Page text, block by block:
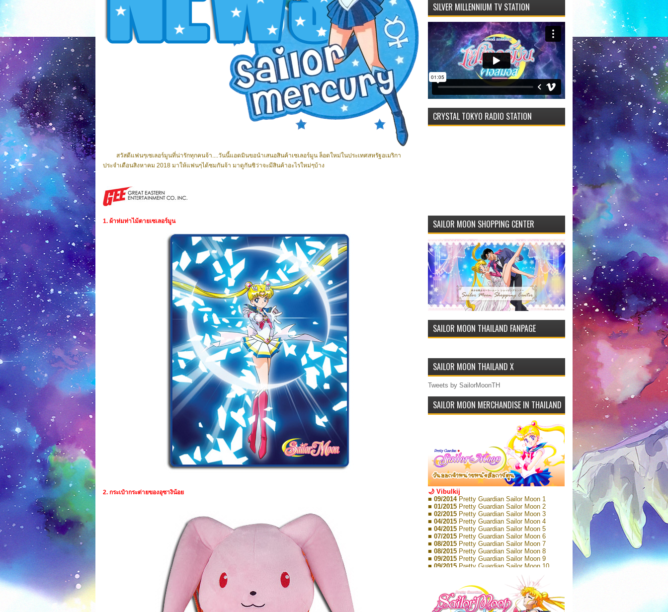
สวัสดีแฟนๆเซเลอร์มูนที่น่ารักทุกคนจ้า....วันนี้แอดมินขอนำเสนอสินค้าเซเลอร์มูน ล็อตใหม่ในประเทศสหรัฐอเมริกา
ประจำเดือนสิงหาคม 2018 มาให้แฟนๆได้ชมกันจ้า มาดูกันซิว่าจะมีสินค้าอะไรใหม่ๆบ้าง
1. ผ้าห่มท่าไม้ตายเซเลอร์มูน
2. กระเป๋ากระต่ายของอุซางิน้อย
SILVER MILLENNIUM TV STATION
CRYSTAL TOKYO RADIO STATION
SAILOR MOON SHOPPING CENTER
SAILOR MOON THAILAND FANPAGE
SAILOR MOON THAILAND X
Tweets by SailorMoonTH
SAILOR MOON MERCHANDISE IN THAILAND
🌙 Vibulkij
■ 09/2014 Pretty Guardian Sailor Moon 1
■ 01/2015 Pretty Guardian Sailor Moon 2
■ 02/2015 Pretty Guardian Sailor Moon 3
■ 04/2015 Pretty Guardian Sailor Moon 4
■ 04/2015 Pretty Guardian Sailor Moon 5
■ 07/2015 Pretty Guardian Sailor Moon 6
■ 08/2015 Pretty Guardian Sailor Moon 7
■ 08/2015 Pretty Guardian Sailor Moon 8
■ 09/2015 Pretty Guardian Sailor Moon 9
■ 09/2015 Pretty Guardian Sailor Moon 10
Pretty Guardian Sailor Moon 11
Pretty Guardian Sailor Moon 12
Pretty Guardian Sailor Moon Short
Stories 1
■ 09/2018Pretty Guardian Sailor Moon Short